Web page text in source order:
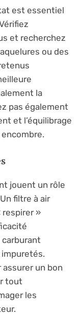
est essentiel
et recherchez
ou des
la
pas également
et l’équilibrage
jouent un rôle
filtre à air
»
un bon
tout
les